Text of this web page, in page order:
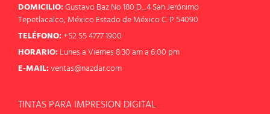
DOMICILIO:Gustavo Baz No 180 D_4 San Jerónimo
Tepetlacalco, México Estado de México C. P 54090
TELÉFONO:+52 55 4777 1900
HORARIO: Lunes a Viernes 8:30 am a 6:00 pm
E-MAIL:ventas@nazdar.com
TINTAS PARA IMPRESION DIGITAL